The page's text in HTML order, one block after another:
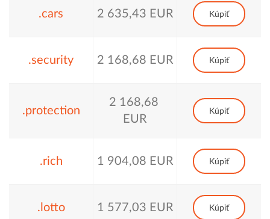
.cars 2 635,43 EUR Kúpiť
.security 2 168,68 EUR Kúpiť
.protection
2 168,68
EUR
Kúpiť
.rich 1 904,08 EUR Kúpiť
.lotto 1 577,03 EUR Kúpiť